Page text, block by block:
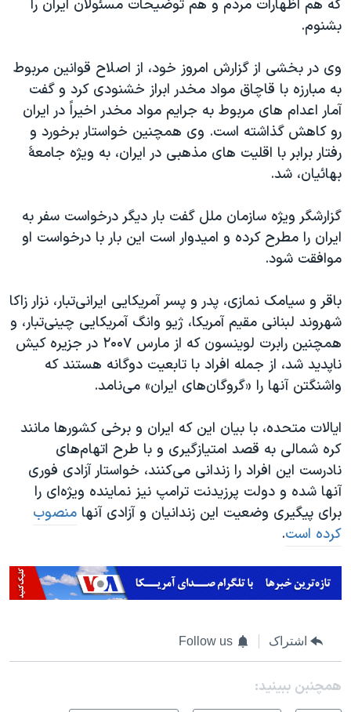
که هم اظهارات مردم و هم توضیحات مسئولان ایران را
بشنوم.
وی در بخشی از گزارش امروز خود، از اصلاح قوانین مربوط
به مبارزه با قاچاق مواد مخدر ابراز خشنودی کرد و گفت
آمار اعدام های مربوط به جرايم مواد مخدر اخيراً در ايران
رو کاهش گذاشته است. وی همچنین خواستار برخورد و
رفتار برابر با اقليت های مذهبی در ایران، به ويژه جامعۀ
بهائيان، شد.
گزارشگر ویژه سازمان ملل گفت بار دیگر درخواست سفر به
ایران را مطرح کرده‌ و امیدوار است این بار با درخواست او
موافقت شود.
باقر و سیامک نمازی، پدر و پسر آمریکایی ایرانی‌تبار، نزار زاکا
شهروند لبنانی مقیم آمریکا، ژیو وانگ آمریکایی چینی‌تبار، و
همچنین رابرت لوینسون که از مارس ۲۰۰۷ در جزیره کیش
ناپدید شد، از جمله افراد با تابعیت دوگانه هستند که
واشنگتن آنها را «گروگان‌های ایران» می‌نامد.
ایالات متحده، با بیان این که ایران و برخی کشورها مانند
کره شمالی به قصد امتیازگیری و با طرح اتهام‌های
نادرست این افراد را زندانی می‌کنند، خواستار آزادی فوری
آنها شده و دولت پرزیدنت ترامپ نیز نماینده ویژه‌ای را
برای پیگیری وضعیت این زندانیان و آزادی آنها منصوب
کرده است.
اشتراک Follow us
همچنبن ببینید: